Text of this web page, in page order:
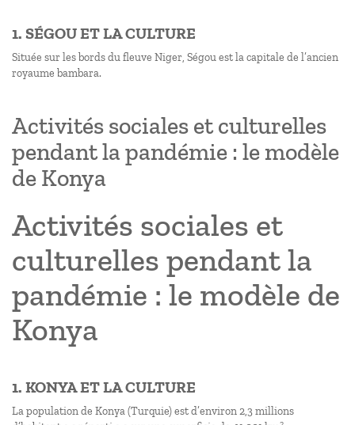
1. SÉGOU ET LA CULTURE
Située sur les bords du fleuve Niger, Ségou est la capitale de l’ancien
royaume bambara.
Activités sociales et culturelles
pendant la pandémie : le modèle
de Konya
Activités sociales et
culturelles pendant la
pandémie : le modèle de
Konya
1. KONYA ET LA CULTURE
La population de Konya (Turquie) est d’environ 2,3 millions